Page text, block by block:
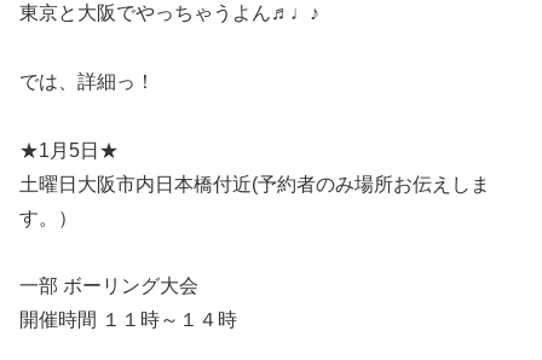
東京と大阪でやっちゃうよん♬♩♪
では、詳細っ！
★1月5日★
土曜日大阪市内日本橋付近(予約者のみ場所お伝えしま
す。）
一部 ボーリング大会
開催時間 １１時～１４時